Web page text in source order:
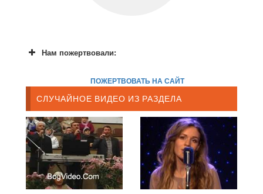
Нам пожертвовали:
ПОЖЕРТВОВАТЬ НА САЙТ
СЛУЧАЙНОЕ ВИДЕО ИЗ РАЗДЕЛА